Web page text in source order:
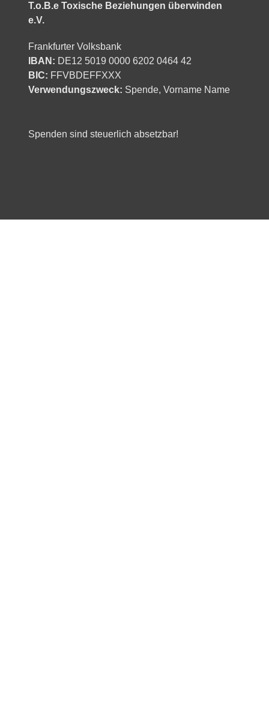
T.o.B.e Toxische Beziehungen überwinden
e.V.
Frankfurter Volksbank
IBAN: DE12 5019 0000 6202 0464 42
BIC: FFVBDEFFXXX
Verwendungszweck: Spende, Vorname Name
Spenden sind steuerlich absetzbar!